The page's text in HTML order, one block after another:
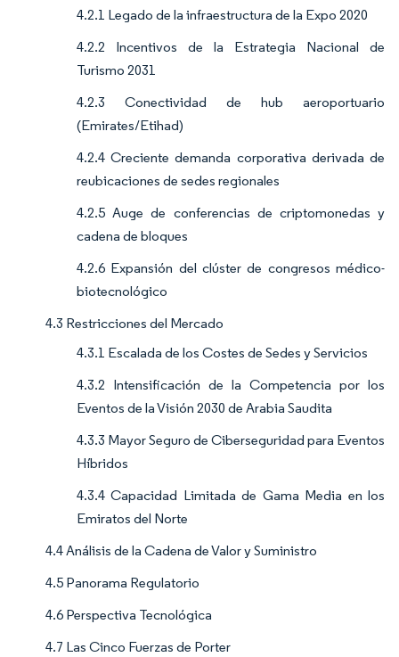
4.2.1 Legado de la infraestructura de la Expo 2020
4.2.2 Incentivos de la Estrategia Nacional de
Turismo 2031
4.2.3 Conectividad de hub aeroportuario
(Emirates/Etihad)
4.2.4 Creciente demanda corporativa derivada de
reubicaciones de sedes regionales
4.2.5 Auge de conferencias de criptomonedas y
cadena de bloques
4.2.6 Expansión del clúster de congresos médico-
biotecnológico
4.3 Restricciones del Mercado
4.3.1 Escalada de los Costes de Sedes y Servicios
4.3.2 Intensificación de la Competencia por los
Eventos de la Visión 2030 de Arabia Saudita
4.3.3 Mayor Seguro de Ciberseguridad para Eventos
Híbridos
4.3.4 Capacidad Limitada de Gama Media en los
Emiratos del Norte
4.4 Análisis de la Cadena de Valor y Suministro
4.5 Panorama Regulatorio
4.6 Perspectiva Tecnológica
4.7 Las Cinco Fuerzas de Porter